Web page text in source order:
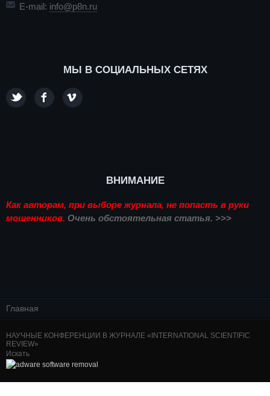
E-mail: info@p8n.ru
МЫ В СОЦИАЛЬНЫХ СЕТЯХ
ВНИМАНИЕ
Как авторам, при выборе журнала, не попасть в руки
мошенников. Очень обстоятельная статья. >>>
Главная
НАУЧНЫЕ КОНФЕРЕНЦИИ В ЖУРНАЛЕ «INTERNATIONAL SCIENTIFIC
REVIEW»
Искать